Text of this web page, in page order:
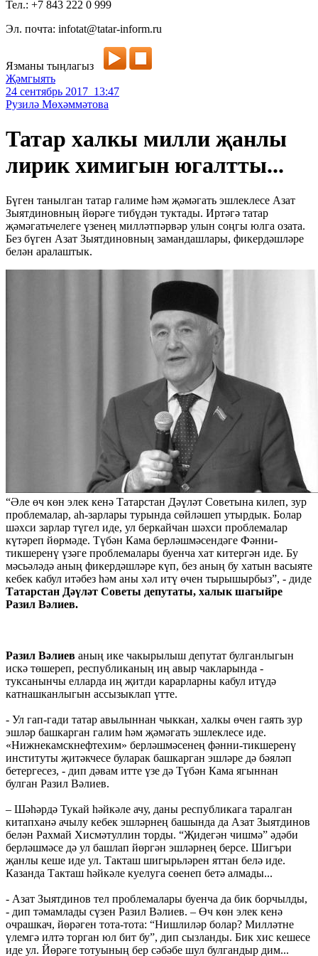
Тел.: +7 843 222 0 999
Эл. почта: infotat@tatar-inform.ru
Язманы тыңлагыз
Җәмгыять
24 сентябрь 2017 13:47
Рузилә Мөхәммәтова
Татар халкы милли җанлы
лирик химигын югалтты...
Бүген танылган татар галиме һәм җәмәгать эшлеклесе Азат
Зыятдиновның йөрәге тибүдән туктады. Иртәгә татар
җәмәгатьчелеге үзенең милләтпәрвәр улын соңгы юлга озата.
Без бүген Азат Зыятдиновның замандашлары, фикердәшләре
белән аралаштык.
“Әле өч көн элек кенә Татарстан Дәүләт Советына килеп, зур
проблемалар, аһ-зарлары турында сөйләшеп утырдык. Болар
шәхси зарлар түгел иде, ул беркайчан шәхси проблемалар
күтәреп йөрмәде. Түбән Кама берләшмәсендәге Фәнни-
тикшеренү үзәге проблемалары буенча хат китергән иде. Бу
мәсьәләдә аның фикердәшләре күп, без аның бу хатын васыяте
кебек кабул итәбез һәм аны хәл итү өчен тырышырбыз”, - диде
Татарстан Дәүләт Советы депутаты, халык шагыйре
Разил Вәлиев.
Разил Вәлиев аның ике чакырылыш депутат булганлыгын
искә төшереп, республиканың иң авыр чакларында -
туксанынчы елларда иң җитди карарларны кабул итүдә
катнашканлыгын ассызыклап үтте.
- Ул гап-гади татар авылыннан чыккан, халкы өчен гаять зур
эшләр башкарган галим һәм җәмәгать эшлеклесе иде.
«Нижнекамскнефтехим» берләшмәсенең фәнни-тикшеренү
институты җитәкчесе буларак башкарган эшләре дә бәяләп
бетергесез, - дип дәвам итте үзе дә Түбән Кама ягыннан
булган Разил Вәлиев.
– Шәһәрдә Тукай һәйкәле ачу, даны республикага таралган
китапханә ачылу кебек эшләрнең башында да Азат Зыятдинов
белән Рахмай Хисмәтуллин торды. “Җидегән чишмә” әдәби
берләшмәсе дә ул башлап йөргән эшләрнең берсе. Шигъри
җанлы кеше иде ул. Такташ шигырьләрен яттан белә иде.
Казанда Такташ һәйкәле куелуга сөенеп бетә алмады...
- Азат Зыятдинов тел проблемалары буенча да бик борчылды,
- дип тәмамлады сүзен Разил Вәлиев. – Өч көн элек кенә
очрашкач, йөрәген тота-тота: “Нишлиләр болар? Милләтне
үлемгә илтә торган юл бит бу”, дип сызланды. Бик хис кешесе
иде ул. Йөрәге тотуының бер сәбәбе шул булгандыр дим...